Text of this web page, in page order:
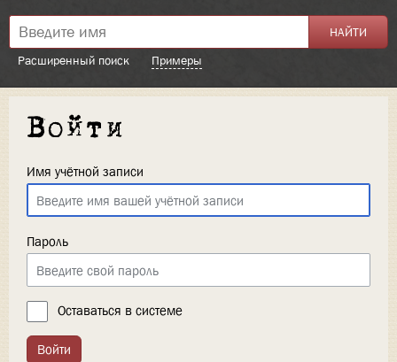
Расширенный поиск Примеры
Войти
Имя учётной записи
Пароль
Оставаться в системе
Войти